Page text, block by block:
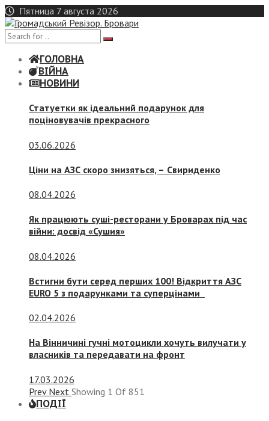
Skip
to
content
Пятница 7 августа 2026
ГОЛОВНА
ВІЙНА
НОВИНИ
Статуетки як ідеальний подарунок для
поціновувачів прекрасного
03.06.2026
Ціни на АЗС скоро знизяться, – Свириденко
08.04.2026
Як працюють суші-ресторани у Броварах під час
війни: досвід «Сушия»
08.04.2026
Встигни бути серед перших 100! Відкриття АЗС
EURO 5 з подарунками та суперцінами
02.04.2026
На Вінничині гучні мотоцикли хочуть вилучати у
власників та передавати на фронт
17.03.2026
Prev Next Showing 1 Of 851
ПОДІЇ